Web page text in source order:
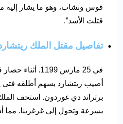
قوس ونشاب، وهو ما يشار إليه
قتلت الأسد”.
تفاصيل مقتل الملك
في 25 مارس 1199.
أصيب ريتشارد بسهم أطلقه فتى
برتراند دي غوردون. استخف
بسرعة وتحول إلى غرغرينا. مما